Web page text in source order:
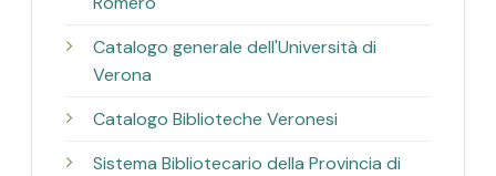
Catalogo generale dell'Università di
Verona
Catalogo Biblioteche Veronesi
Sistema Bibliotecario della Provincia di